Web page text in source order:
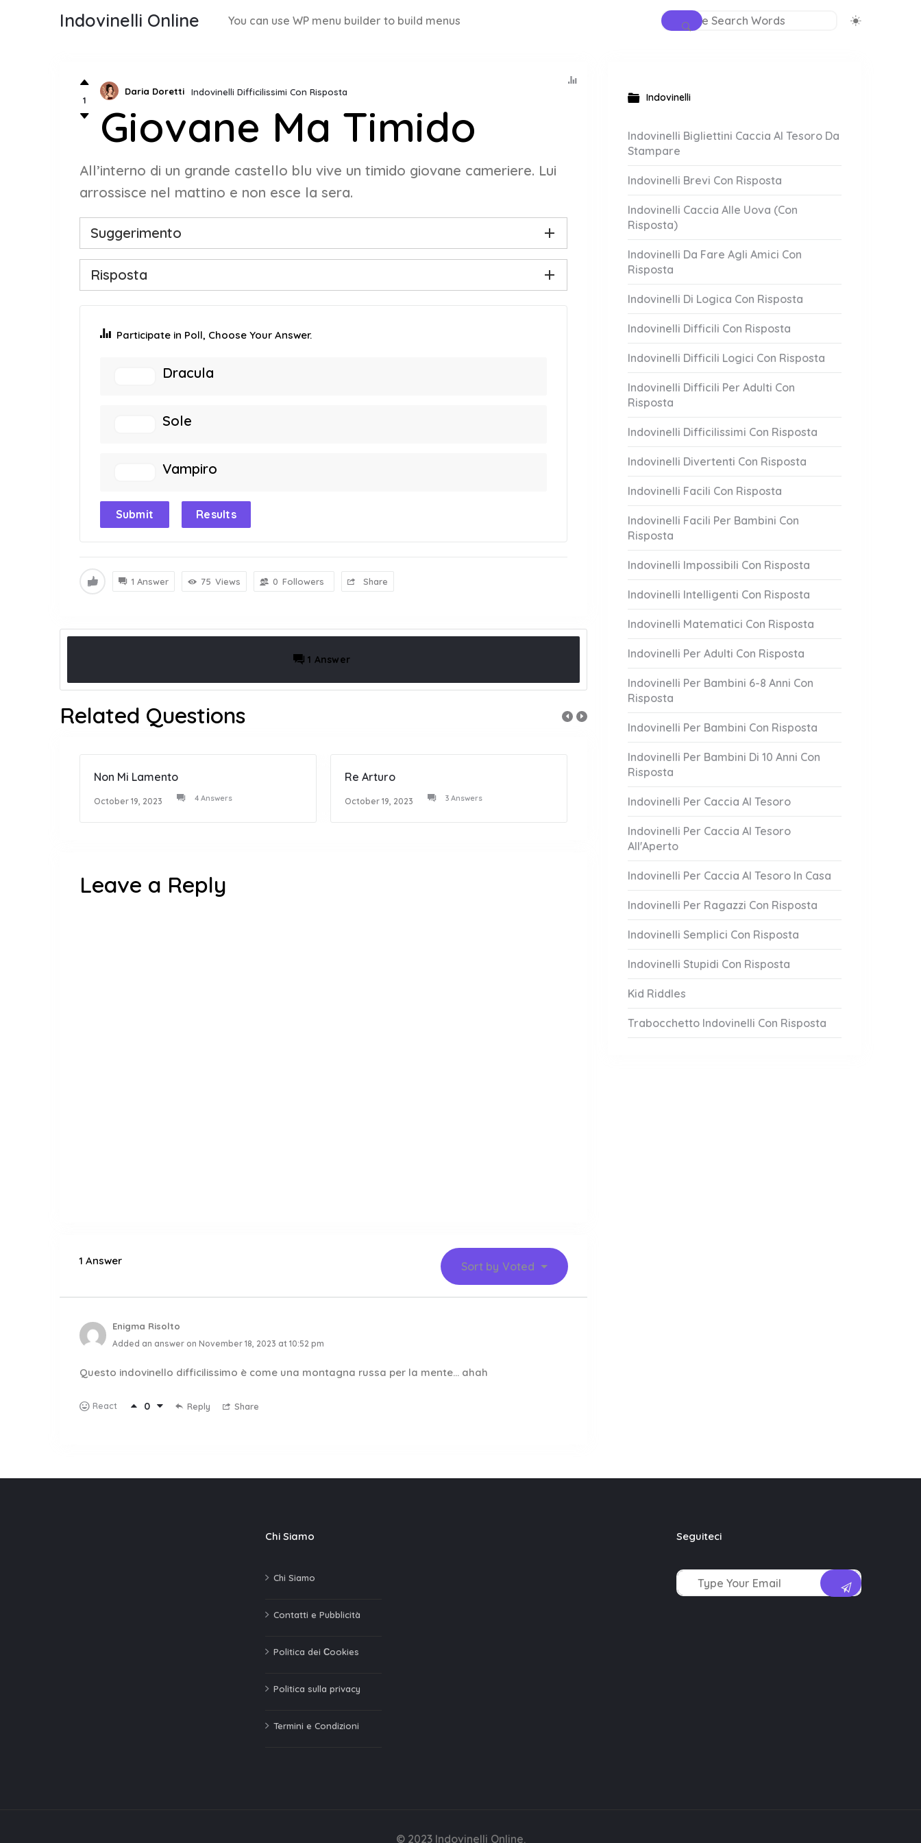
Indovinelli Online You can use WP menu builder to build menus
1
Daria Doretti Indovinelli Difficilissimi Con Risposta
Giovane Ma Timido
All’interno di un grande castello blu vive un timido giovane cameriere. Lui
arrossisce nel mattino e non esce la sera.
Suggerimento
Risposta
Participate in Poll, Choose Your Answer.
Dracula
Sole
Vampiro
Submit Results
1 Answer 75 Views 0 Followers Share
1 Answer
Related Questions
Non Mi Lamento
October 19, 2023 4 Answers
Re Arturo
October 19, 2023 3 Answers
Film Horror
October 19, 2023 3 Answers
Leave a Reply
1 Answer Sort by Voted
Enigma Risolto
Added an answer on November 18, 2023 at 10:52 pm
Questo indovinello difficilissimo è come una montagna russa per la mente… ahah
React 0 Reply Share
Indovinelli
Indovinelli Bigliettini Caccia Al Tesoro Da
Stampare
Indovinelli Brevi Con Risposta
Indovinelli Caccia Alle Uova (Con
Risposta)
Indovinelli Da Fare Agli Amici Con
Risposta
Indovinelli Di Logica Con Risposta
Indovinelli Difficili Con Risposta
Indovinelli Difficili Logici Con Risposta
Indovinelli Difficili Per Adulti Con
Risposta
Indovinelli Difficilissimi Con Risposta
Indovinelli Divertenti Con Risposta
Indovinelli Facili Con Risposta
Indovinelli Facili Per Bambini Con
Risposta
Indovinelli Impossibili Con Risposta
Indovinelli Intelligenti Con Risposta
Indovinelli Matematici Con Risposta
Indovinelli Per Adulti Con Risposta
Indovinelli Per Bambini 6-8 Anni Con
Risposta
Indovinelli Per Bambini Con Risposta
Indovinelli Per Bambini Di 10 Anni Con
Risposta
Indovinelli Per Caccia Al Tesoro
Indovinelli Per Caccia Al Tesoro
All'Aperto
Indovinelli Per Caccia Al Tesoro In Casa
Indovinelli Per Ragazzi Con Risposta
Indovinelli Semplici Con Risposta
Indovinelli Stupidi Con Risposta
Kid Riddles
Trabocchetto Indovinelli Con Risposta
Chi Siamo
Chi Siamo
Contatti e Pubblicità
Politica dei Сookies
Politica sulla privacy
Termini e Condizioni
Seguiteci
© 2023 Indovinelli Online.